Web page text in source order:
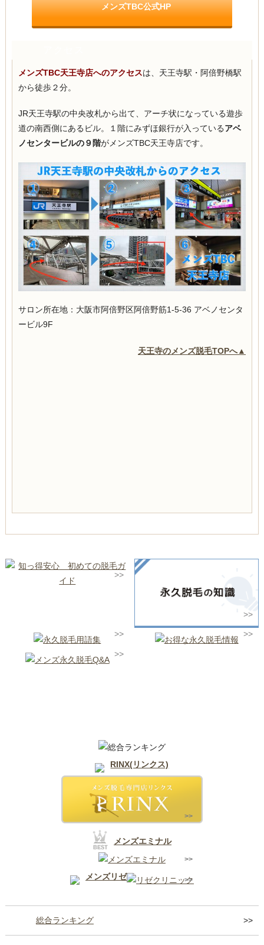
メンズTBC公式HP
メンズTBC天王寺店へのアクセスは、天王寺駅・阿倍野橋駅
から徒歩２分。
JR天王寺駅の中央改札から出て、アーチ状になっている遊歩
道の南西側にあるビル。１階にみずほ銀行が入っているアベ
ノセンタービルの９階がメンズTBC天王寺店です。
サロン所在地：大阪市阿倍野区阿倍野筋1-5-36 アベノセンタ
ービル9F
天王寺のメンズ脱毛TOPへ▲
RINX(リンクス)
メンズエミナル
メンズリゼ
総合ランキング